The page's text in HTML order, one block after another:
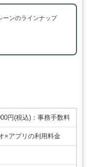
ーンのラインナップ
円(税込)：事務手数料
×アプリの利用料金